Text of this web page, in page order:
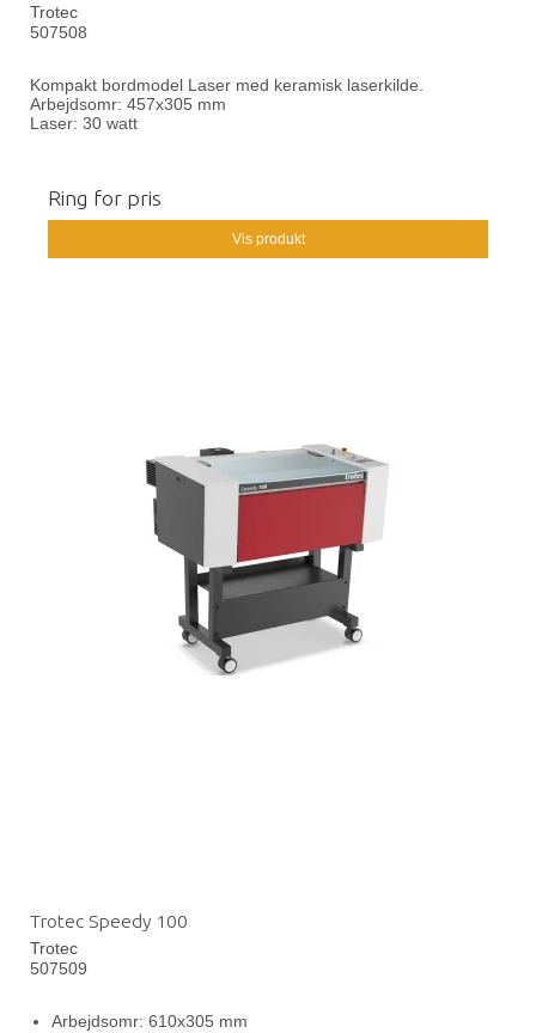
Trotec
507508
Kompakt bordmodel Laser med keramisk laserkilde.
Arbejdsomr: 457x305 mm
Laser: 30 watt
Ring for pris
Vis produkt
Trotec Speedy 100
Trotec
507509
Arbejdsomr: 610x305 mm